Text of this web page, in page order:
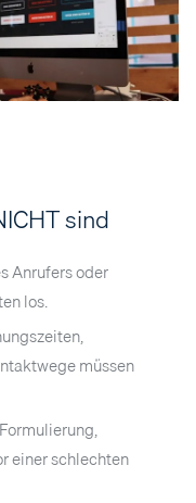
sind
Anrufers oder
los.
müssen
einer schlechten